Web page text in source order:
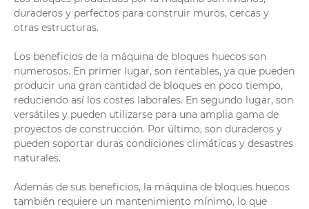
duraderos y perfectos para construir muros, cercas y
otras estructuras.
Los beneficios de la máquina de bloques huecos son
numerosos. En primer lugar, son rentables, ya que pueden
producir una gran cantidad de bloques en poco tiempo,
reduciendo así los costes laborales. En segundo lugar, son
versátiles y pueden utilizarse para una amplia gama de
proyectos de construcción. Por último, son duraderos y
pueden soportar duras condiciones climáticas y desastres
naturales.
Además de sus beneficios, la máquina de bloques huecos
también requiere un mantenimiento mínimo, lo que